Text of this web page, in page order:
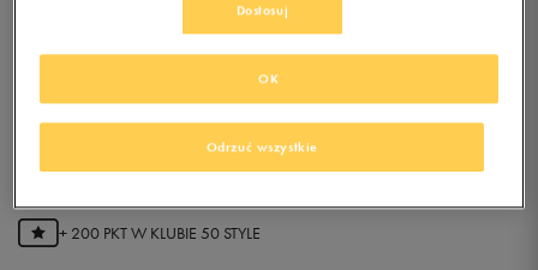
UMBRO T-SHIRT FW
LINEAR LOGO GRAPHIC
4.9(64)
31,99zł-6%(najniższa cena z 30 dni przed obniżką)
+ 200 PKT W KLUBIE 50 STYLE
Dostosuj
Odrzuć wszystkie
OK